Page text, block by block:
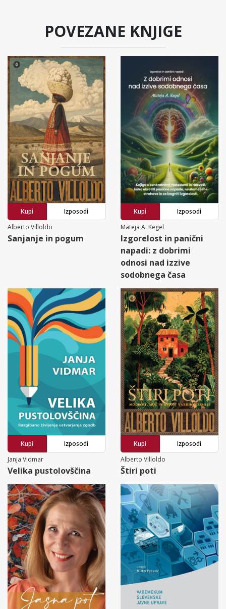
POVEZANE KNJIGE
Kupi
Izposodi
Alberto Villoldo
Sanjanje in pogum
Kupi
Izposodi
Mateja A. Kegel
Izgorelost in panični
napadi: z dobrimi
odnosi nad izzive
sodobnega časa
Kupi
Izposodi
Janja Vidmar
Velika pustolovščina
Kupi
Izposodi
Alberto Villoldo
Štiri poti